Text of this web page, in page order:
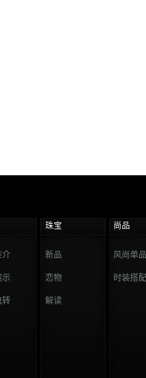
珠宝 尚品
介
示
转
新品
恋物
解读
风尚单品
时装搭配